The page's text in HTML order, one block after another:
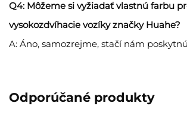
Q4: Môžeme si vyžiadať vlastnú farbu
vysokozdvíhacie vozíky značky Huahe?
A: Áno, samozrejme, stačí nám
Odporúčané produkty